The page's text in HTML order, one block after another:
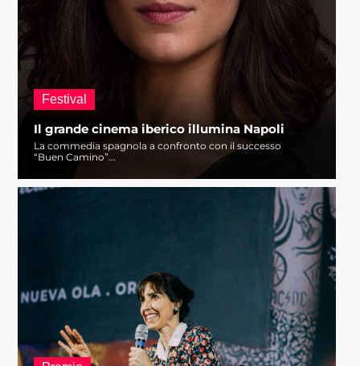
Festival
Il grande cinema iberico illumina Napoli
La commedia spagnola a confronto con il successo
“Buen Camino”...